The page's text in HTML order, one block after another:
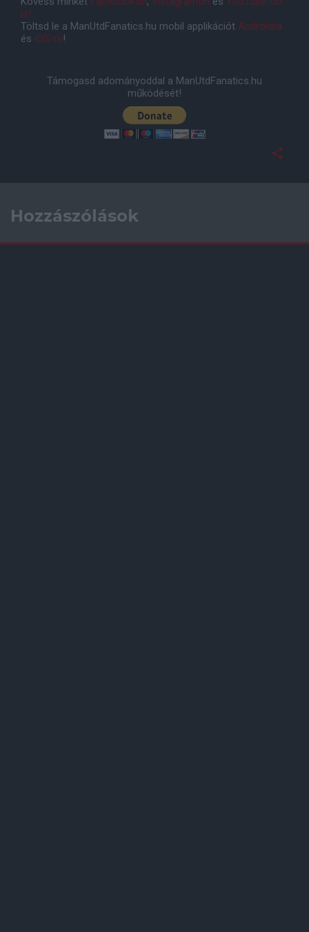
is!
Töltsd le a ManUtdFanatics.hu mobil applikációt Androidra
és iOS-re!
Támogasd adományoddal a ManUtdFanatics.hu
működését!
Hozzászólások